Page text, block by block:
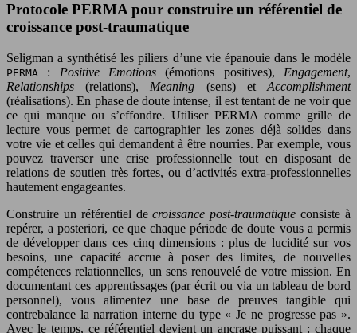
Protocole PERMA pour construire un référentiel de
croissance post-traumatique
Seligman a synthétisé les piliers d’une vie épanouie dans le modèle
PERMA : Positive Emotions (émotions positives), Engagement,
Relationships (relations), Meaning (sens) etAccomplishment
(réalisations). En phase de doute intense, il est tentant de ne voir que
ce qui manque ou s’effondre. Utiliser PERMA comme grille de
lecture vous permet de cartographier les zones déjà solides dans
votre vie et celles qui demandent à être nourries. Par exemple, vous
pouvez traverser une crise professionnelle tout en disposant de
relations de soutien très fortes, ou d’activités extra-professionnelles
hautement engageantes.
Construire un référentiel decroissance post-traumatique consiste à
repérer, a posteriori, ce que chaque période de doute vous a permis
de développer dans ces cinq dimensions : plus de lucidité sur vos
besoins, une capacité accrue à poser des limites, de nouvelles
compétences relationnelles, un sens renouvelé de votre mission. En
documentant ces apprentissages (par écrit ou via un tableau de bord
personnel), vous alimentez une base de preuves tangible qui
contrebalance la narration interne du type « Je ne progresse pas ».
Avec le temps, ce référentiel devient un ancrage puissant : chaque